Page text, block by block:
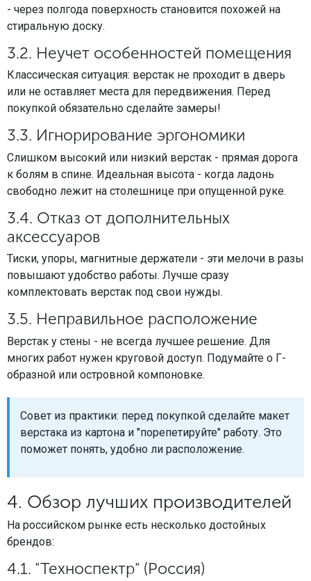
- через полгода поверхность становится похожей на
стиральную доску.
3.2. Неучет особенностей помещения
Классическая ситуация: верстак не проходит в дверь
или не оставляет места для передвижения. Перед
покупкой обязательно сделайте замеры!
3.3. Игнорирование эргономики
Слишком высокий или низкий верстак - прямая дорога
к болям в спине. Идеальная высота - когда ладонь
свободно лежит на столешнице при опущенной руке.
3.4. Отказ от дополнительных
аксессуаров
Тиски, упоры, магнитные держатели - эти мелочи в разы
повышают удобство работы. Лучше сразу
комплектовать верстак под свои нужды.
3.5. Неправильное расположение
Верстак у стены - не всегда лучшее решение. Для
многих работ нужен круговой доступ. Подумайте о Г-
образной или островной компоновке.
Совет из практики: перед покупкой сделайте макет
верстака из картона и "порепетируйте" работу. Это
поможет понять, удобно ли расположение.
4. Обзор лучших производителей
На российском рынке есть несколько достойных
брендов:
4.1. "Техноспектр" (Россия)